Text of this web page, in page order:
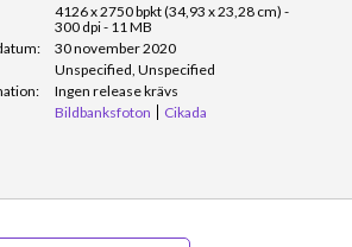
4126 x 2750 bpkt (34,93 x 23,28 cm) -
300 dpi - 11 MB
30 november 2020
Unspecified, Unspecified
Ingen release krävs
Bildbanksfoton Cikada